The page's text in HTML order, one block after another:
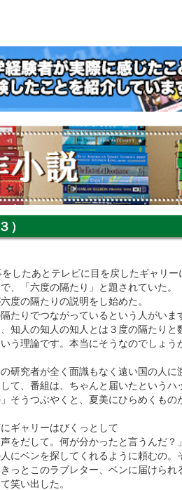
）
したあとテレビに目を戻したギャリー
、「六度の隔たり」と題されていた
度の隔たりの説明をし始めた。
隔たりでつながっているという人がい
知人の知人の知人とは３度の隔たり
う理論です。本当にそうなのでしょ
研究者が全く面識もなく遠い国の人
て、番組は、ちゃんと届いたというハ
そうつぶやくと、夏美にひらめくもの
ギャリーはびくっとして
をだして。何が分かったと言うんだ？」
人にベンを探してくれるように頼むの
っとこのラブレター、ベンに届けられ
笑い出した。